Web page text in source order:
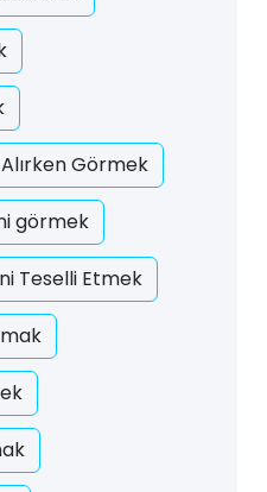
Görmek
görmek
Teselli Etmek